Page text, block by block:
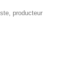
producteur